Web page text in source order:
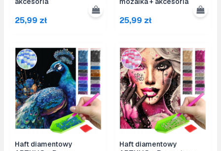
25,99 zł 25,99 zł
Haft diamentowy
Haft diamentowy